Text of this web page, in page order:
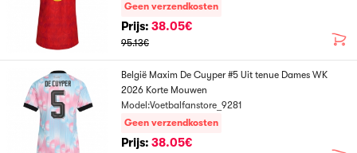
Geen verzendkosten
Prijs: 38.05€
95.13€
België Maxim De Cuyper #5 Uit tenue Dames WK
2026 Korte Mouwen
Model:Voetbalfanstore_9281
Geen verzendkosten
Prijs: 38.05€